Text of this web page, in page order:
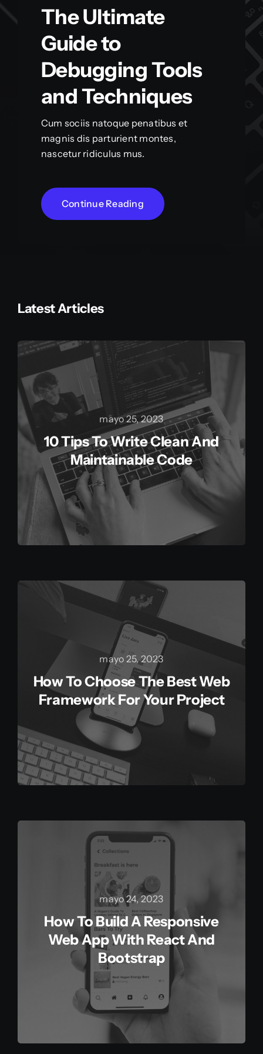
The Ultimate
Guide to
Debugging Tools
and Techniques
Cum sociis natoque penatibus et
magnis dis parturient montes,
nascetur ridiculus mus.
Continue Reading
Latest Articles
mayo 25, 2023
10 Tips To Write Clean And
Maintainable Code
mayo 25, 2023
How To Choose The Best Web
Framework For Your Project
mayo 24, 2023
How To Build A Responsive
Web App With React And
Bootstrap